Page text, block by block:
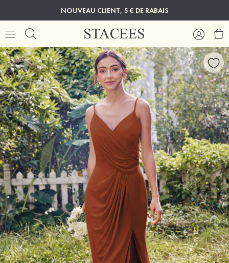
NOUVEAU CLIENT, 5 € DE RABAIS